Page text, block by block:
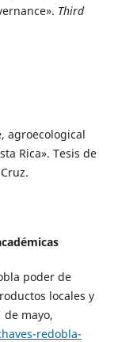
Third
agroecological
Rica». Tesis de
poder de
locales y
de mayo,
redobla-